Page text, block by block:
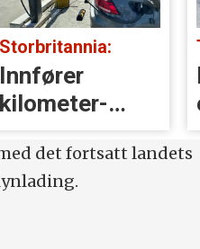
Storbritannia:
Innfører
kilometer­
avgift for
det fortsatt landets